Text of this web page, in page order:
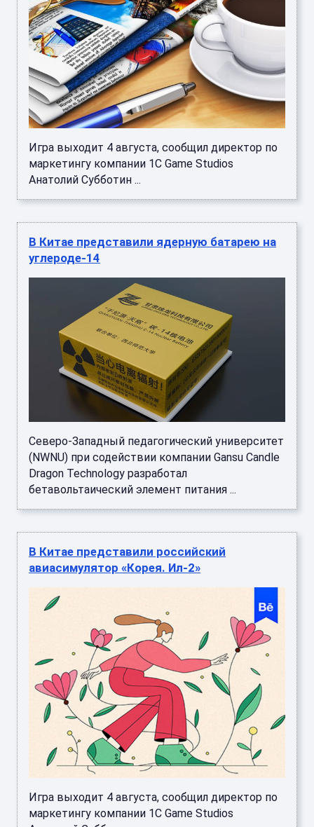
Игра выходит 4 августа, сообщил директор по
маркетингу компании 1C Game Studios
Анатолий Субботин ...
В Китае представили ядерную батарею на
углероде-14
Северо-Западный педагогический университет
(NWNU) при содействии компании Gansu Candle
Dragon Technology разработал
бетавольтаический элемент питания ...
В Китае представили российский
авиасимулятор «Корея. Ил-2»
Игра выходит 4 августа, сообщил директор по
маркетингу компании 1C Game Studios